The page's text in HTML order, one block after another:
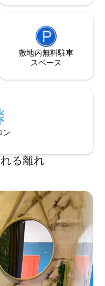
敷地内無料駐⁠車
ス⁠ペ⁠ー⁠ス
ン
る離れ